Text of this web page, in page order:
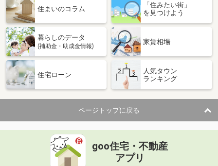
住まいのコラム
「住みたい街」
を見つけよう
暮らしのデータ
(補助金・助成金情報)
家賃相場
住宅ローン
人気タウン
ランキング
ページトップに戻る
goo住宅・不動産
アプリ